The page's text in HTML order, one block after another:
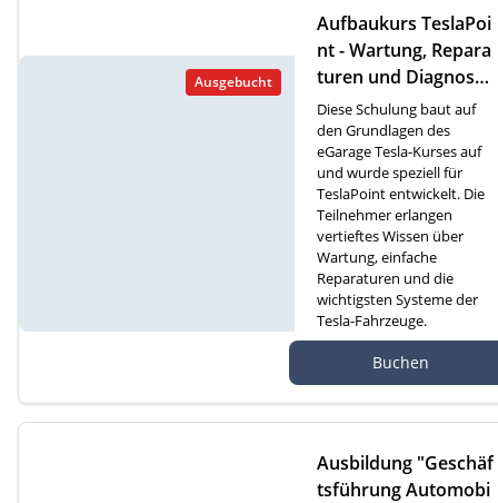
Ausgebucht
Aufbaukurs TeslaPoi
nt - Wartung, Repara
turen und Diagnose
an Tesla-Fahrzeugen
(D)
Diese Schulung baut auf
den Grundlagen des
eGarage Tesla-Kurses auf
und wurde speziell für
TeslaPoint entwickelt. Die
Teilnehmer erlangen
vertieftes Wissen über
Wartung, einfache
Reparaturen und die
wichtigsten Systeme der
Tesla-Fahrzeuge.
atte 1D, 6260 Reiden
Buchen
Ausbildung "Geschäf
tsführung Automobi